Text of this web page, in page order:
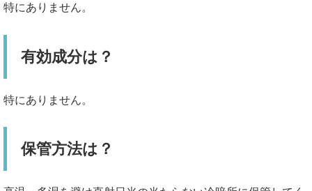
特にありません。
有効成分は？
特にありません。
保管方法は？